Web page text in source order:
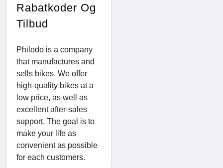
Rabatkoder Og
Tilbud
Philodo is a company
that manufactures and
sells bikes. We offer
high-quality bikes at a
low price, as well as
excellent after-sales
support. The goal is to
make your life as
convenient as possible
for each customers.